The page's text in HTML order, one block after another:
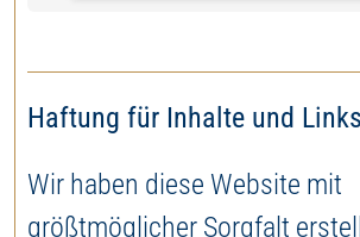
Haftung für Inhalte und Links
Wir haben diese Website mit
größtmöglicher Sorgfalt